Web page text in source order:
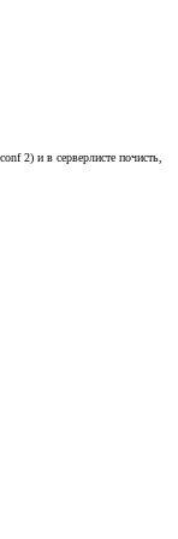
2) и в серверлисте почисть,